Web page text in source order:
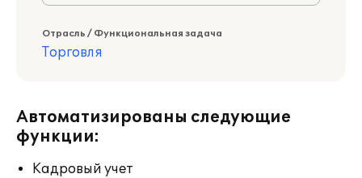
Отрасль / Функциональная задача
Торговля
Автоматизированы следующие
функции:
Кадровый учет